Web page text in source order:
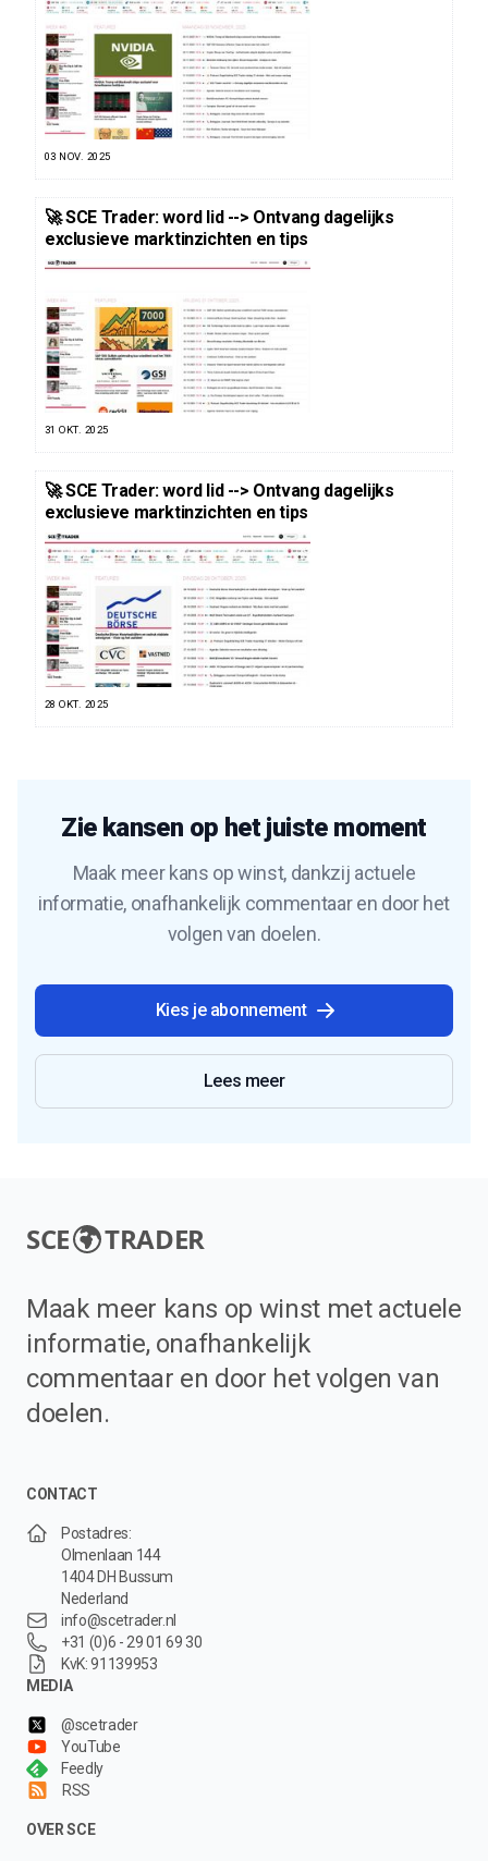
03 NOV. 2025
🚀 SCE Trader: word lid --> Ontvang dagelijks
exclusieve marktinzichten en tips
31 OKT. 2025
🚀 SCE Trader: word lid --> Ontvang dagelijks
exclusieve marktinzichten en tips
28 OKT. 2025
Zie kansen op het juiste moment
Maak meer kans op winst, dankzij actuele
informatie, onafhankelijk commentaar en door het
volgen van doelen.
Kies je abonnement
Lees meer
SCE TRADER
Maak meer kans op winst met actuele
informatie, onafhankelijk
commentaar en door het volgen van
doelen.
CONTACT
Postadres:
Olmenlaan 144
1404 DH Bussum
Nederland
info@scetrader.nl
+31 (0)6 - 29 01 69 30
KvK: 91139953
MEDIA
@scetrader
YouTube
Feedly
RSS
OVER SCE